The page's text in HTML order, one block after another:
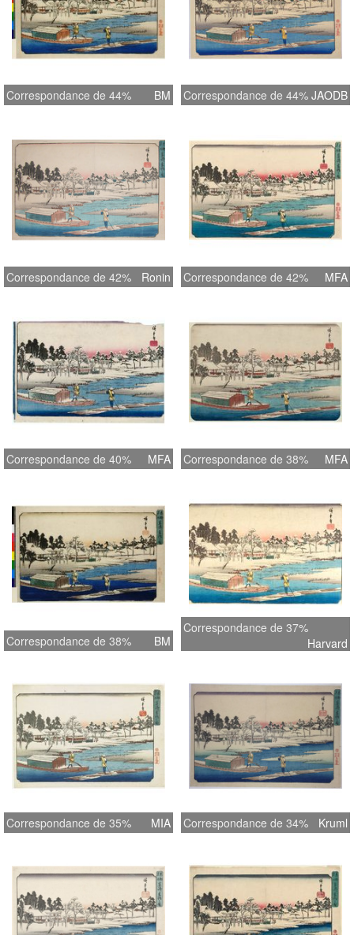
Correspondance de 44% BM Correspondance de 44% JAODB
Correspondance de 42% Ronin Correspondance de 42% MFA
Correspondance de 40% MFA Correspondance de 38% MFA
Correspondance de 38% BM
Correspondance de 37%
Harvard
Correspondance de 35% MIA Correspondance de 34% Kruml